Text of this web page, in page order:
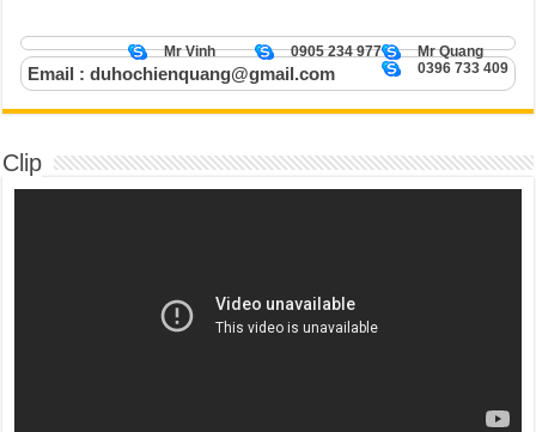
Mr Quang
0905 234 977
Mr Vinh
0396 733 409
Email : duhochienquang@gmail.com
Clip